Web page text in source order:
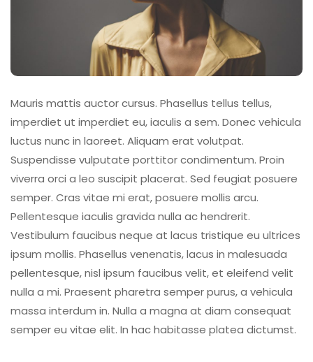
Mauris mattis auctor cursus. Phasellus tellus tellus,
imperdiet ut imperdiet eu, iaculis a sem. Donec vehicula
luctus nunc in laoreet. Aliquam erat volutpat.
Suspendisse vulputate porttitor condimentum. Proin
viverra orci a leo suscipit placerat. Sed feugiat posuere
semper. Cras vitae mi erat, posuere mollis arcu.
Pellentesque iaculis gravida nulla ac hendrerit.
Vestibulum faucibus neque at lacus tristique eu ultrices
ipsum mollis. Phasellus venenatis, lacus in malesuada
pellentesque, nisl ipsum faucibus velit, et eleifend velit
nulla a mi. Praesent pharetra semper purus, a vehicula
massa interdum in. Nulla a magna at diam consequat
semper eu vitae elit. In hac habitasse platea dictumst.